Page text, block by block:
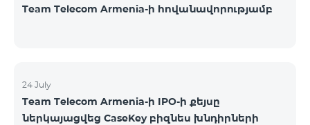
Team Telecom Armenia-ի հովանավորությամբ
24 July
Team Telecom Armenia-ի IPO-ի քեյսը
ներկայացվեց CaseKey բիզնես խնդիրների